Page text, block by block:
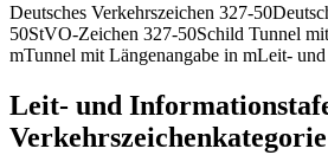
Deutsches Verkehrszeichen 327-50
50StVO-Zeichen 327-50Schild Tunnel
mTunnel mit Längenangabe in mLeit-
Leit- und
Verkehrszeichenkategorie